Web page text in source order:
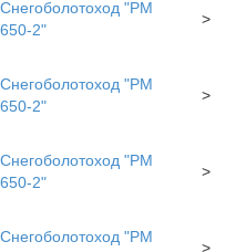
Снегоболотоход "РМ
650-2"
>
Снегоболотоход "РМ
650-2"
>
Снегоболотоход "РМ
650-2"
>
Снегоболотоход "РМ
>